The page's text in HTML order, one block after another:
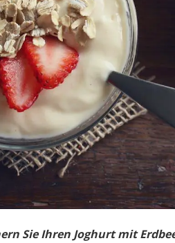
Sie Ihren Joghurt mit